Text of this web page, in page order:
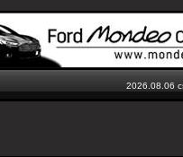
2026.08.06